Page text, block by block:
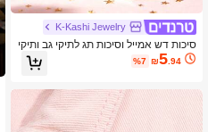
K-Kashi Jewelry
סיכות דש אמייל וסיכות תג לתיקי גב ותיקי
ם, קישוט מגניב כמתנה לחברים
₪5 .94
%7